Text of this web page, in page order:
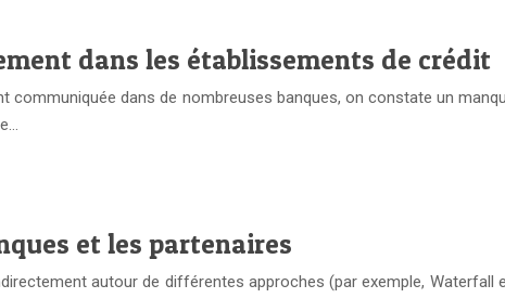
dans les établissements de crédit
communiquée dans de nombreuses banques, on constate un
et les partenaires
autour de différentes approches (par exemple, Waterfall